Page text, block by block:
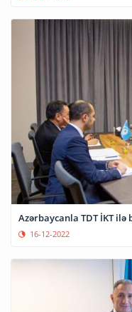
Azərbaycanla TDT İKT ilə
16-12-2022